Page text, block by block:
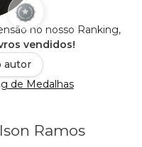
no nosso Ranking,
vendidos!
autor
de Medalhas
Ramos